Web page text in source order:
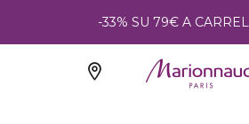
-33% SU 79€ A